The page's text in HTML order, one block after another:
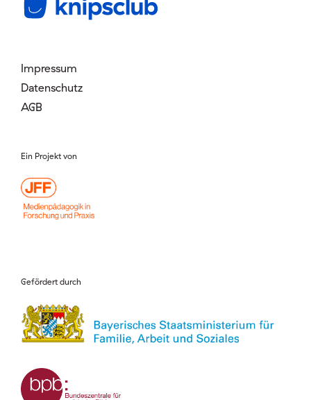
Login
Impressum
Datenschutz
AGB
Ein Projekt von
Gefördert durch